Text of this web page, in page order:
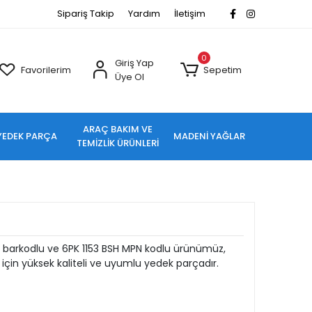
Sipariş Takip Yardım İletişim
Favorilerim
Giriş Yap
Üye Ol
0
Sepetim
PARÇA
ARAÇ BAKIM VE
TEMİZLİK ÜRÜNLERİ
MADENİ YAĞLAR
ve 6PK 1153 BSH MPN kodlu ürünümüz,
yüksek kaliteli ve uyumlu yedek parçadır.